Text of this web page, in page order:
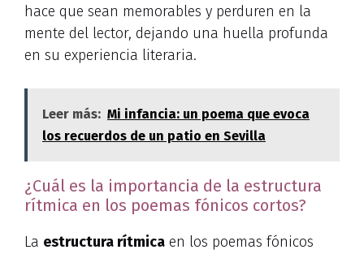
hace que sean memorables y perduren en la
mente del lector, dejando una huella profunda
en su experiencia literaria.
Leer más: Mi infancia: un poema que evoca
los recuerdos de un patio en Sevilla
¿Cuál es la importancia de la estructura
rítmica en los poemas fónicos cortos?
La estructura rítmica en los poemas fónicos